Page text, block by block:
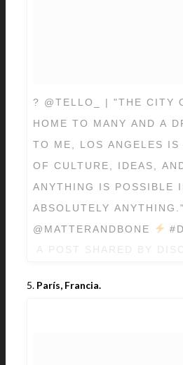
? @TELLO_ | "THE CITY
HOME TO MANY AND A
TO ME, LOS ANGELES IS
OF CULTURE, IDEAS,
ANYTHING IS POSSIBLE
ABSOLUTELY
@MATTERANDBONE
5. París, Francia.